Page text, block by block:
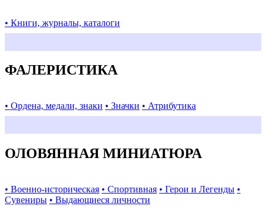
• Книги, журналы, каталоги
ФАЛЕРИСТИКА
• Ордена, медали, знаки • Значки • Атрибутика
ОЛОВЯННАЯ МИНИАТЮРА
• Военно-историческая • Спортивная • Герои и Легенды •
Сувениры • Выдающиеся личности